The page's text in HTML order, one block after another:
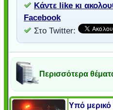
Κάντε like κι
Facebook
Στο Twitter:
Περισσότερα
Υπό μερικό